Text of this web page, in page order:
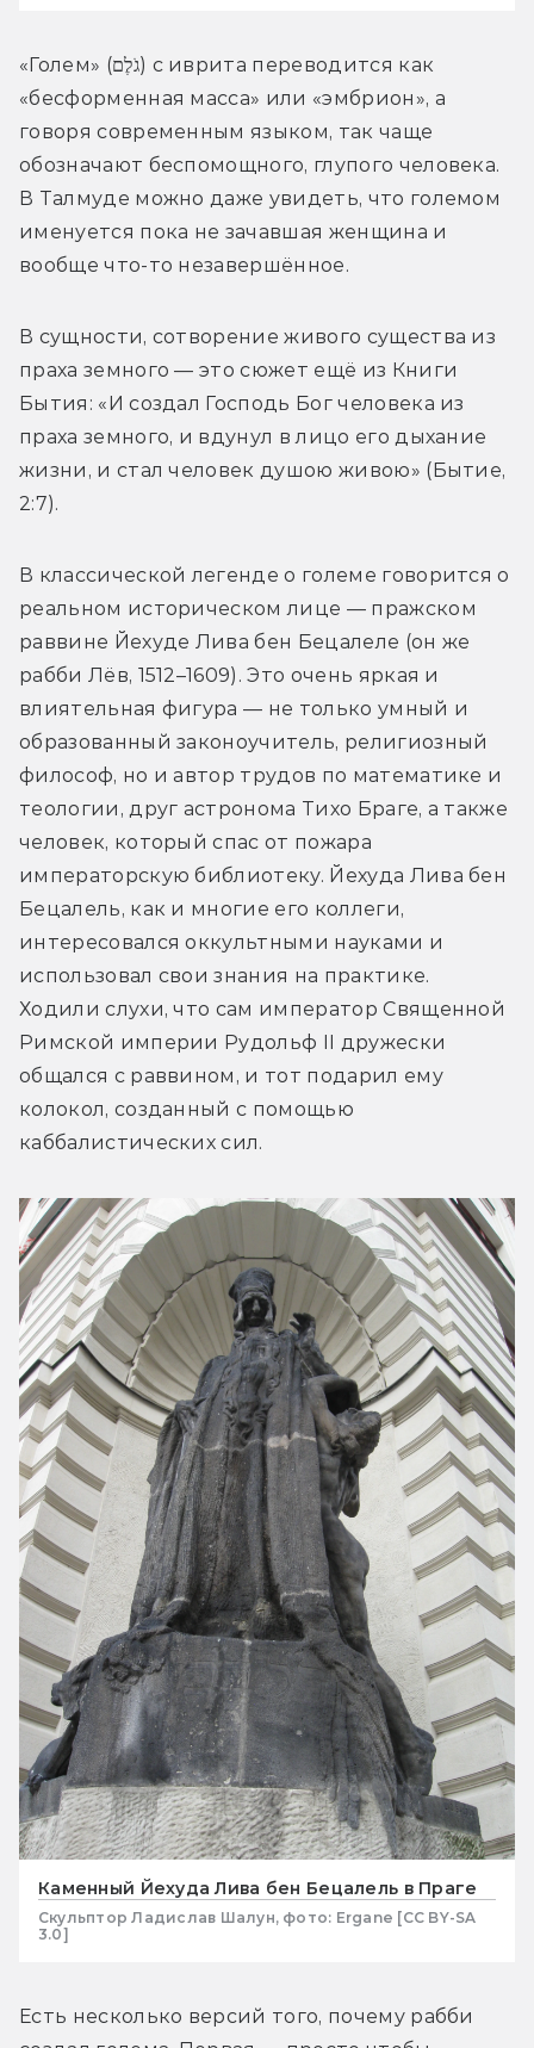
«Голем» (גֹלֶם) с иврита переводится как
«бесформенная масса» или «эмбрион», а
говоря современным языком, так чаще
обозначают беспомощного, глупого человека.
В Талмуде можно даже увидеть, что големом
именуется пока не зачавшая женщина и
вообще что-то незавершённое.
В сущности, сотворение живого существа из
праха земного — это сюжет ещё из Книги
Бытия: «И создал Господь Бог человека из
праха земного, и вдунул в лицо его дыхание
жизни, и стал человек душою живою» (Бытие,
2:7).
В классической легенде о големе говорится о
реальном историческом лице — пражском
раввине Йехуде Лива бен Бецалеле (он же
рабби Лёв, 1512–1609). Это очень яркая и
влиятельная фигура — не только умный и
образованный законоучитель, религиозный
философ, но и автор трудов по математике и
теологии, друг астронома Тихо Браге, а также
человек, который спас от пожара
императорскую библиотеку. Йехуда Лива бен
Бецалель, как и многие его коллеги,
интересовался оккультными науками и
использовал свои знания на практике.
Ходили слухи, что сам император Священной
Римской империи Рудольф II дружески
общался с раввином, и тот подарил ему
колокол, созданный с помощью
каббалистических сил.
Каменный Йехуда Лива бен Бецалель в Праге
Скульптор Ладислав Шалун, фото: Ergane [CC BY-SA
3.0]
Есть несколько версий того, почему рабби